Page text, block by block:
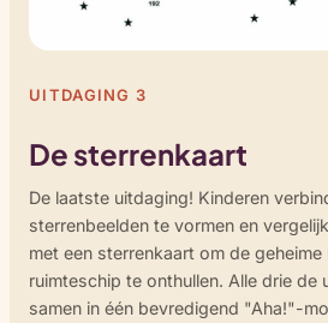
UITDAGING 3
De sterrenkaart
De laatste uitdaging! Kinderen
sterrenbeelden te vormen en
met een sterrenkaart om de
ruimteschip te onthullen. Alle drie de
samen in één bevredigend "Aha!"-